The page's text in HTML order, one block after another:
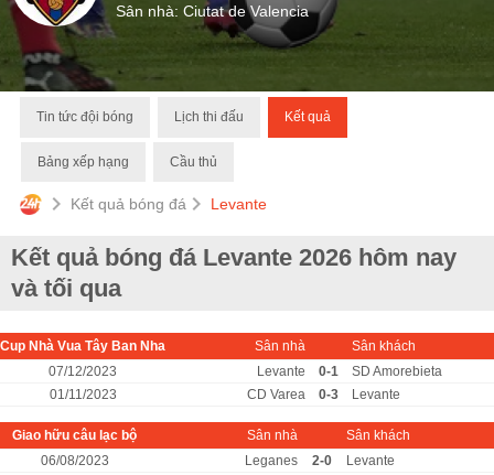
Sân nhà: Ciutat de Valencia
Tin tức đội bóng Lịch thi đấu Kết quả
Bảng xếp hạng Cầu thủ
Kết quả bóng đá Levante
Kết quả bóng đá Levante 2026 hôm nay
và tối qua
Cup Nhà Vua Tây Ban Nha Sân nhà
Sân khách
07/12/2023
Levante 0-1
SD Amorebieta
01/11/2023
CD Varea 0-3 Levante
Giao hữu câu lạc bộ Sân nhà
Sân khách
06/08/2023
Leganes 2-0
Levante